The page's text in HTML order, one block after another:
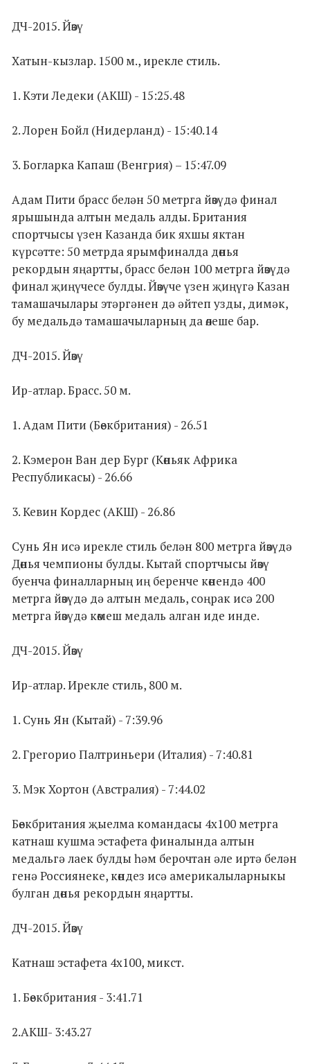
ДЧ-2015. Йөзү
Хатын-кызлар. 1500 м., ирекле стиль.
1. Кэти Ледеки (АКШ) - 15:25.48
2. Лорен Бойл (Нидерланд) - 15:40.14
3. Богларка Капаш (Венгрия) – 15:47.09
Адам Пити брасс белән 50 метрга йөзүдә финал
ярышында алтын медаль алды. Британия
спортчысы үзен Казанда бик яхшы яктан
күрсәтте: 50 метрда ярымфиналда дөнья
рекордын яңартты, брасс белән 100 метрга йөзүдә
финал җиңүчесе булды. Йөзүче үзен җиңүгә Казан
тамашачылары этәргәнен дә әйтеп узды, димәк,
бу медальдә тамашачыларның да өлеше бар.
ДЧ-2015. Йөзү
Ир-атлар. Брасс. 50 м.
1. Адам Пити (Бөекбритания) - 26.51
2. Кэмерон Ван дер Бург (Көньяк Африка
Республикасы) - 26.66
3. Кевин Кордес (АКШ) - 26.86
Сунь Ян исә ирекле стиль белән 800 метрга йөзүдә
Дөнья чемпионы булды. Кытай спортчысы йөзү
буенча финалларның иң беренче көнендә 400
метрга йөзүдә дә алтын медаль, соңрак исә 200
метрга йөзүдә көмеш медаль алган иде инде.
ДЧ-2015. Йөзү
Ир-атлар. Ирекле стиль, 800 м.
1. Сунь Ян (Кытай) - 7:39.96
2. Грегорио Палтриньери (Италия) - 7:40.81
3. Мэк Хортон (Австралия) - 7:44.02
Бөекбритания җыелма командасы 4х100 метрга
катнаш кушма эстафета финалында алтын
медальгә лаек булды һәм берочтан әле иртә белән
генә Россиянеке, көндез исә америкалыларныкы
булган дөнья рекордын яңартты.
ДЧ-2015. Йөзү
Катнаш эстафета 4х100, микст.
1. Бөекбритания - 3:41.71
2.АКШ- 3:43.27